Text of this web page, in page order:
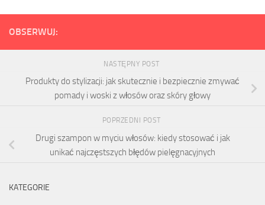
OBSERWUJ:
NASTĘPNY POST
Produkty do stylizacji: jak skutecznie i bezpiecznie zmywać
pomady i woski z włosów oraz skóry głowy
POPRZEDNI POST
Drugi szampon w myciu włosów: kiedy stosować i jak
unikać najczęstszych błędów pielęgnacyjnych
KATEGORIE